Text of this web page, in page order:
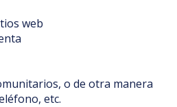
web
o de otra manera
etc.